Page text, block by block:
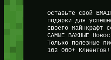
Оставьте свой
подарки для
своего Майнкрафт
САМЫЕ ВАЖНЫЕ
Только полезные
102 000+ Клиентов!